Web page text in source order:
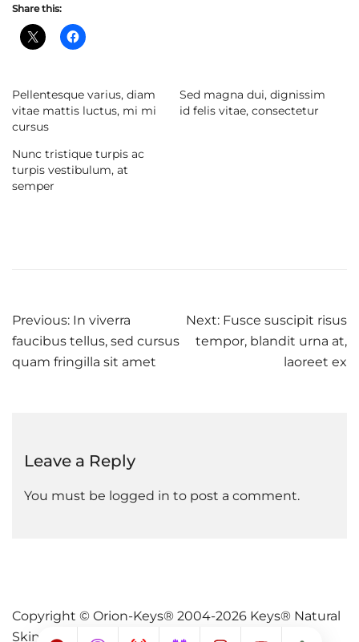
Share this:
Pellentesque varius, diam
vitae mattis luctus, mi mi
cursus
Sed magna dui, dignissim
id felis vitae, consectetur
Nunc tristique turpis ac
turpis vestibulum, at
semper
Post
navigation
Previous: In viverra
faucibus tellus, sed cursus
quam fringilla sit amet
Next: Fusce suscipit risus
tempor, blandit urna at,
laoreet ex
Leave a Reply
You must be logged in to post a comment.
Copyright © Orion-Keys® 2004-2026 Keys® Natural
Skincare.